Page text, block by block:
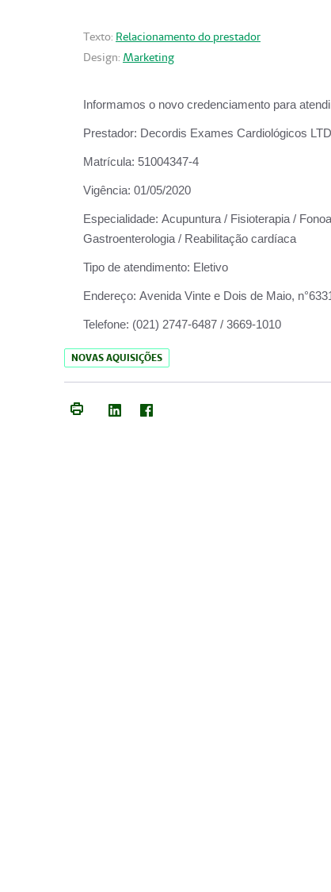
Texto: Relacionamento do prestador
Design: Marketing
Informamos o novo credenciamento para
Prestador: Decordis Exames Cardiológicos
Matrícula: 51004347-4
Vigência: 01/05/2020
Especialidade: Acupuntura / Fisioterapia /
Gastroenterologia / Reabilitação cardíaca
Tipo de atendimento: Eletivo
Endereço: Avenida Vinte e Dois de Maio,
Telefone: (021) 2747-6487 / 3669-1010
NOVAS AQUISIÇÕES